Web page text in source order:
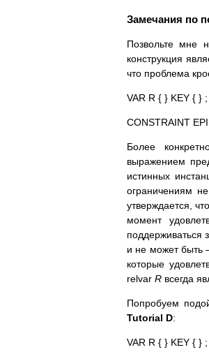
Замечания по
Позвольте мне
конструкция
что проблема
VAR R { } KEY { } ;
CONSTRAINT
Более
выражением
истинных
ограничениям
утверждается,
момент
поддерживаться
и не может быть
которые
relvar R всегда
Попробуем
Tutorial D:
VAR R { } KEY { } ;